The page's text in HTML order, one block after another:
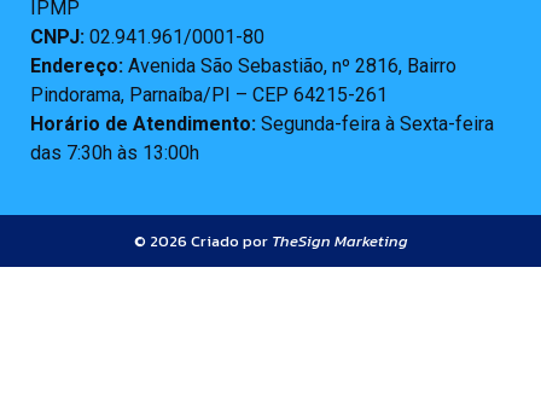
IPMP
CNPJ: 02.941.961/0001-80
Endereço: Avenida São Sebastião, nº 2816, Bairro
Pindorama, Parnaíba/PI – CEP 64215-261
Horário de Atendimento: Segunda-feira à Sexta-feira
das 7:30h às 13:00h
© 2026 Criado por TheSign Marketing